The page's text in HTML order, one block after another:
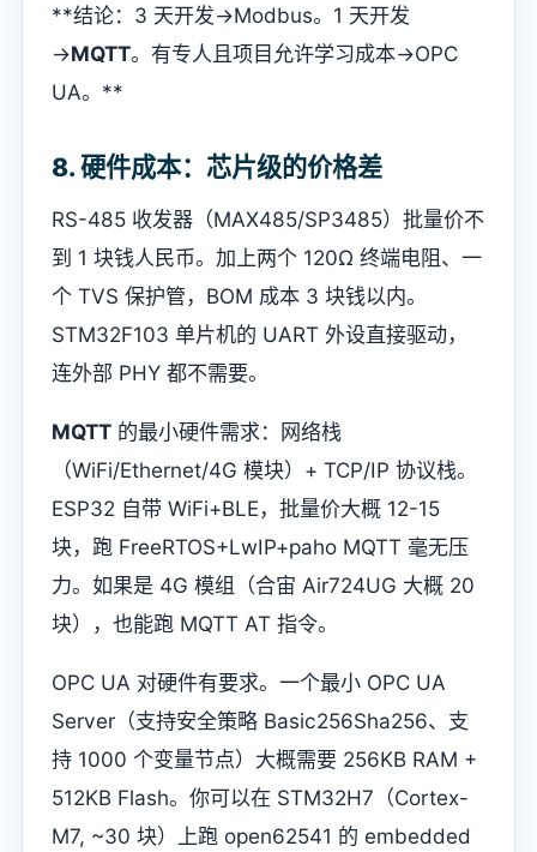
**结论：3 天开发→Modbus。1 天开发
→MQTT。有专人且项目允许学习成本→OPC
UA。**
8. 硬件成本：芯片级的价格差
RS-485 收发器（MAX485/SP3485）批量价不
到 1 块钱人民币。加上两个 120Ω 终端电阻、一
个 TVS 保护管，BOM 成本 3 块钱以内。
STM32F103 单片机的 UART 外设直接驱动，
连外部 PHY 都不需要。
MQTT 的最小硬件需求：网络栈
（WiFi/Ethernet/4G 模块）+ TCP/IP 协议栈。
ESP32 自带 WiFi+BLE，批量价大概 12-15
块，跑 FreeRTOS+LwIP+paho MQTT 毫无压
力。如果是 4G 模组（合宙 Air724UG 大概 20
块），也能跑 MQTT AT 指令。
OPC UA 对硬件有要求。一个最小 OPC UA
Server（支持安全策略 Basic256Sha256、支
持 1000 个变量节点）大概需要 256KB RAM +
512KB Flash。你可以在 STM32H7（Cortex-
M7, ~30 块）上跑 open62541 的 embedded